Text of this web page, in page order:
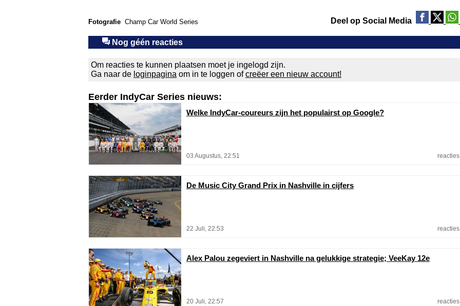
Fotografie Champ Car World Series Deel op Social Media
Nog géén reacties
Om reacties te kunnen plaatsen moet je ingelogd zijn.
Ga naar de loginpagina om in te loggen ofcreëer een nieuw account!
Eerder IndyCar Series nieuws:
Welke IndyCar-coureurs zijn het populairst op Google?
03 Augustus, 22:51
De Music City Grand Prix in Nashville in cijfers
22 Juli, 22:53
Alex Palou zegeviert in Nashville na gelukkige strategie; VeeKay 12e
20 Juli, 22:57